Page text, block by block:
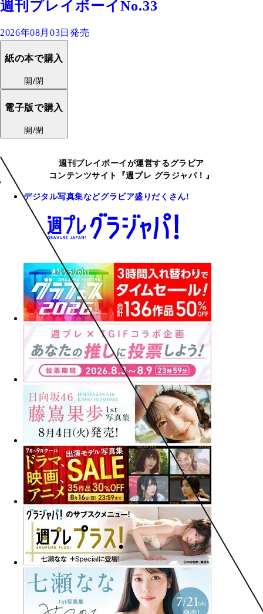
週刊プレイボーイNo.33
2026年08月03日発売
紙の本で購入
開/閉
電子版で購入
開/閉
週刊プレイボーイが運営するグラビア
コンテンツサイト『週プレ グラジャパ！』
デジタル写真集などグラビア盛りだくさん!